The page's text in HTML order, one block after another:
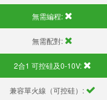
無需編程:
無需配對:
2合1 可控硅及0-10V:
兼容單火線（可控硅）: